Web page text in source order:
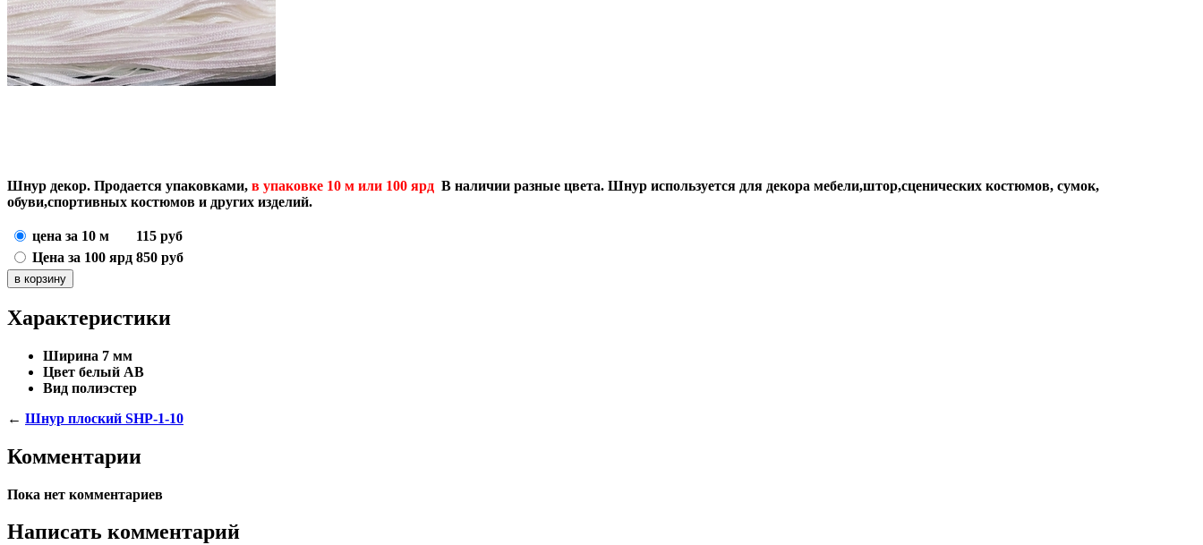
Шнур декор. Продается упаковками, в упаковке 10 м или 100 ярд В наличии разные цвета. Шнур используется для декора мебели,штор,сценических костюмов, сумок,
обуви,спортивных костюмов и других изделий.
цена за 10 м 115 руб
Цена за 100 ярд 850 руб
Характеристики
Ширина 7 мм
Цвет белый АВ
Вид полиэстер
← Шнур плоский SHP-1-10
Комментарии
Пока нет комментариев
Написать комментарий